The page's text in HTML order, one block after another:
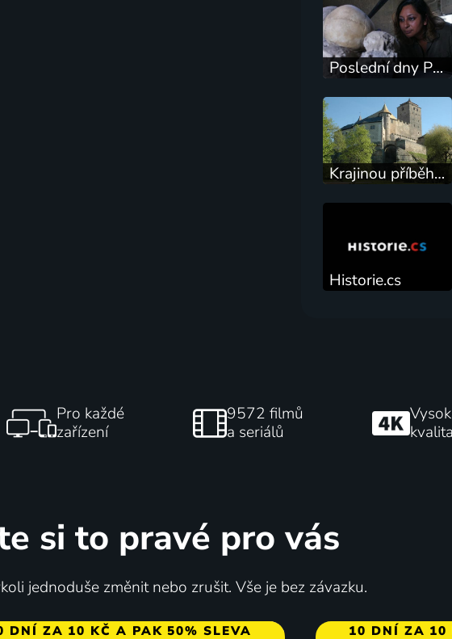
Poslední dny Pompejí
Krajinou příběhů českých hradů známých i neznámých
Historie.cs
Pro každé
zařízení
9572 filmů
a seriálů
kvalita
si to pravé pro vás
jednoduše změnit nebo zrušit. Vše je bez závazku.
DNÍ ZA 10 KČ A PAK 50% SLEVA 10 DNÍ ZA 10